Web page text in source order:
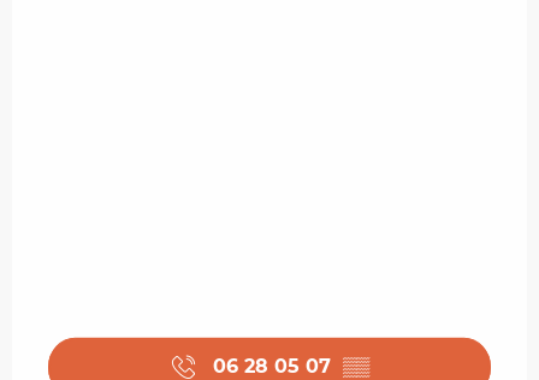
06 28 05 07 ▒▒